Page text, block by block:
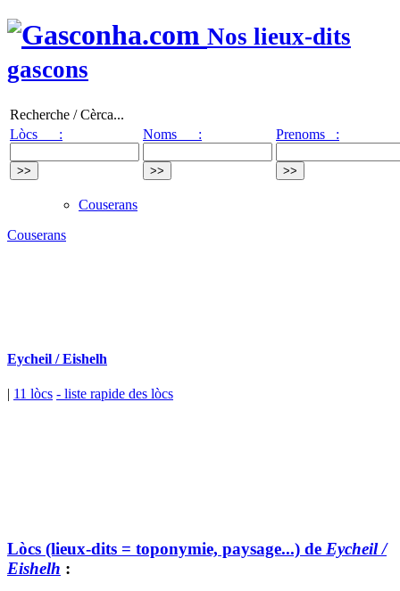
Nos lieux-dits
gascons
Recherche / Cèrca...
Lòcs :
Noms : Prenoms :
Couserans
Couserans
Eycheil / Eishelh
| 11 lòcs - liste rapide des lòcs
Lòcs (lieux-dits = toponymie, paysage...) de Eycheil /
Eishelh :